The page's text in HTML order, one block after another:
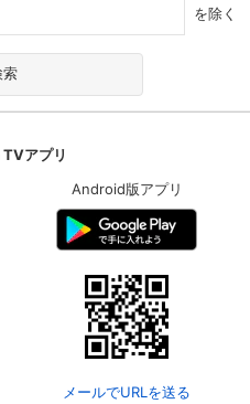
を除く
アプリ
Android版アプリ
メールでURLを送る